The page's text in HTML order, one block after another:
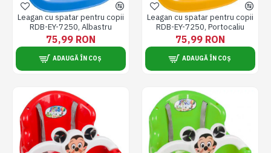
Leagan cu spatar pentru copii
RDB-EY-7250, Albastru
75,99 RON
ADAUGĂ ÎN COȘ
Leagan cu spatar pentru copii
RDB-EY-7250, Portocaliu
75,99 RON
ADAUGĂ ÎN COȘ